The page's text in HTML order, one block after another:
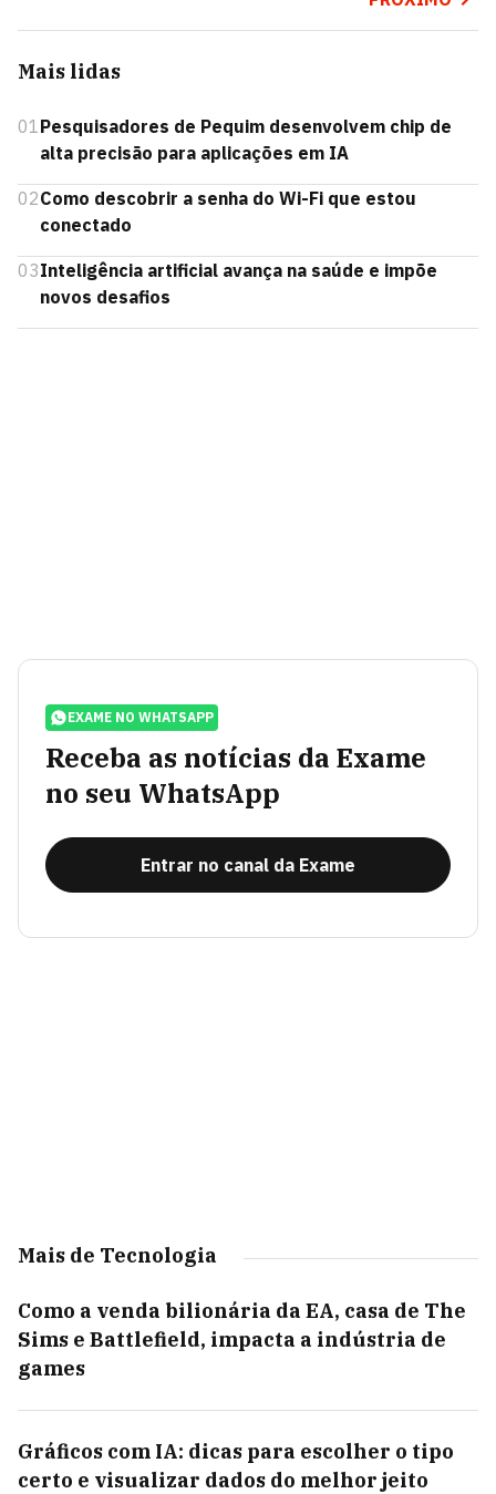
Mais lidas
01Pesquisadores de Pequim desenvolvem chip de
alta precisão para aplicações em IA
02Como descobrir a senha do Wi-Fi que estou
conectado
03Inteligência artificial avança na saúde e impõe
novos desafios
EXAME NO WHATSAPP
Receba as notícias da Exame
no seu WhatsApp
Entrar no canal da Exame
Mais de Tecnologia
Como a venda bilionária da EA, casa de The
Sims e Battlefield, impacta a indústria de
games
Gráficos com IA: dicas para escolher o tipo
certo e visualizar dados do melhor jeito